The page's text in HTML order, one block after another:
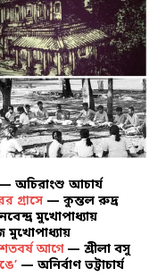
— অচিরাংশু আচার্য
গ্রাসে— কুন্তল রুদ্র
মুখোপাধ্যায়
মুখোপাধ্যায়
আগে— শ্রীলা বসু
— অনির্বাণ ভট্টাচার্য